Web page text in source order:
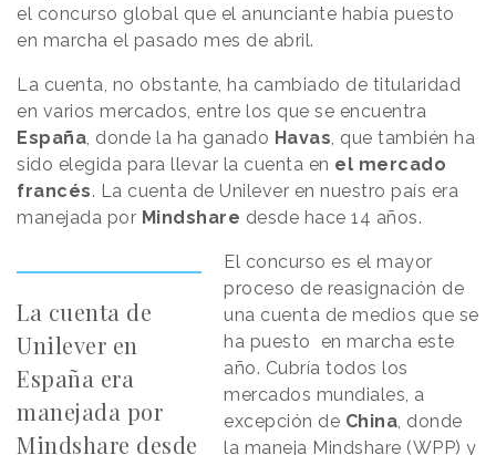
el concurso global que el anunciante había puesto
en marcha el pasado mes de abril.
La cuenta, no obstante, ha cambiado de titularidad
en varios mercados, entre los que se encuentra
España, donde la ha ganado Havas, que también ha
sido elegida para llevar la cuenta en el mercado
francés. La cuenta de Unilever en nuestro país era
manejada por Mindshare desde hace 14 años.
La cuenta de
Unilever en
España era
manejada por
Mindshare desde
El concurso es el mayor
proceso de reasignación de
una cuenta de medios que se
ha puesto en marcha este
año. Cubría todos los
mercados mundiales, a
excepción de China, donde
la maneja Mindshare (WPP) y